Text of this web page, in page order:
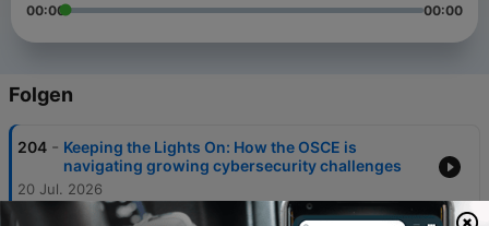
00:00 00:00
Folgen
204 - Keeping the Lights On: How the OSCE is
navigating growing cybersecurity challenges
20 Jul. 2026